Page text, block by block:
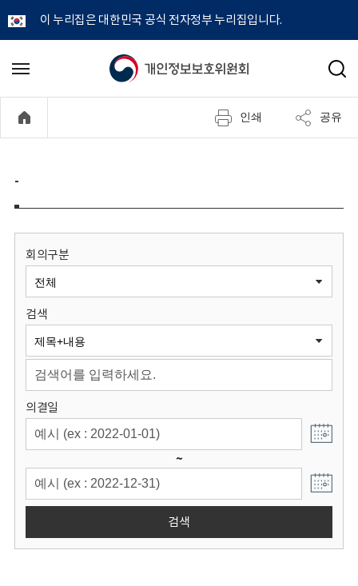
이 누리집은 대한민국 공식 전자정부 누리집입니다.
개
정
보
원
회
메
기
검
인쇄 공유
-
회의구분
검색
의결일
~
검색